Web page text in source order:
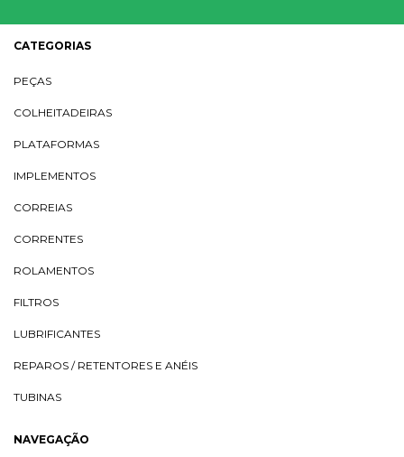
CATEGORIAS
PEÇAS
COLHEITADEIRAS
PLATAFORMAS
IMPLEMENTOS
CORREIAS
CORRENTES
ROLAMENTOS
FILTROS
LUBRIFICANTES
REPAROS / RETENTORES E ANÉIS
TUBINAS
NAVEGAÇÃO